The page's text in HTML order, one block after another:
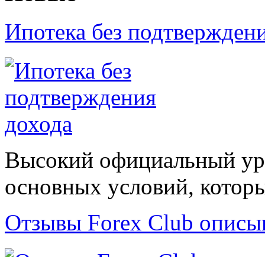
Ипотека без
Высокий официальный
основных условий,
Отзывы Forex Сlub